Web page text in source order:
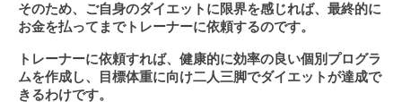
そのため、ご自身のダイエットに限界を感じれば、最終的に
お金を払ってまでトレーナーに依頼するのです。
トレーナーに依頼すれば、健康的に効率の良い個別プログラ
ムを作成し、目標体重に向け二人三脚でダイエットが達成で
きるわけです。